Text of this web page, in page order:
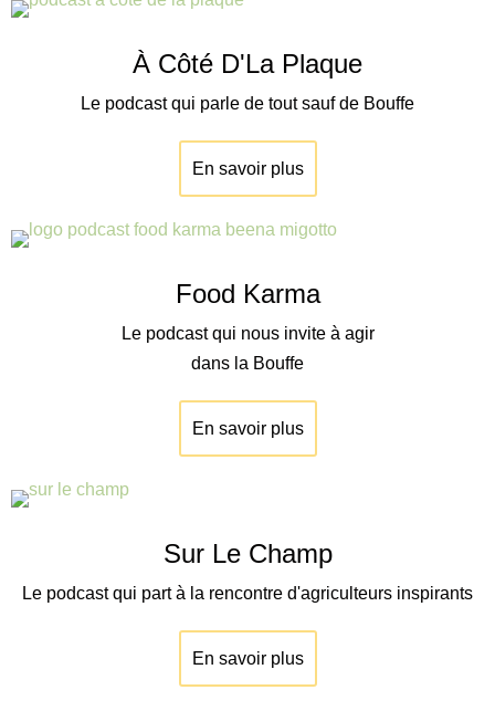
À Côté D'La Plaque
Le podcast qui parle de tout sauf de Bouffe
En savoir plus
Food Karma
Le podcast qui nous invite à agir
dans la Bouffe
En savoir plus
Sur Le Champ
Le podcast qui part à la rencontre d'agriculteurs inspirants
En savoir plus